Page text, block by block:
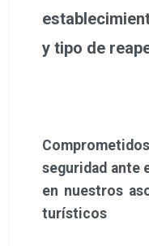
y tipo de
seguridad ante
en nuestros
turísticos